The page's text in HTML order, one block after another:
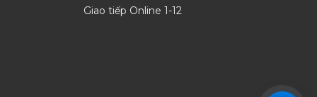
Giao tiếp Online 1-12